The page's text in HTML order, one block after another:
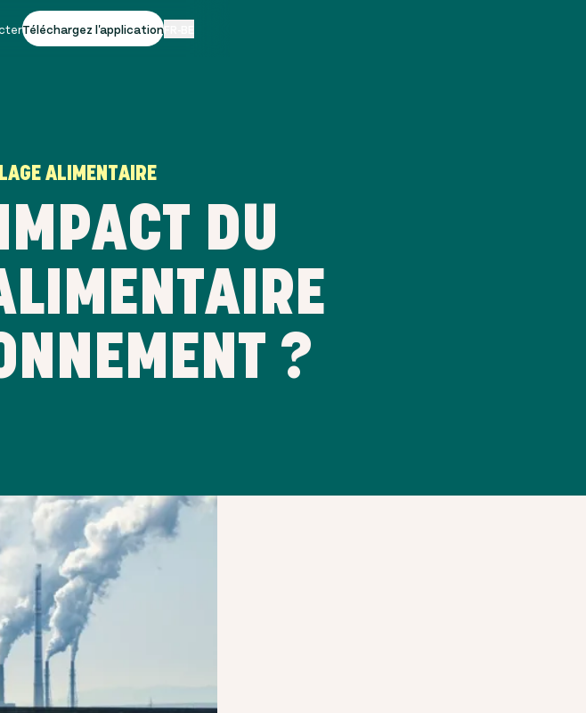
Téléchargez l'application
ALIMENTAIRE
DU
?